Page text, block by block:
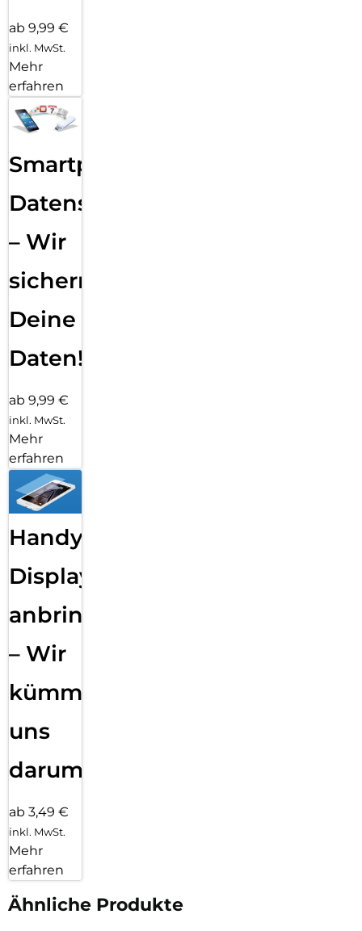
ab 9,99 €
inkl. MwSt.
Mehr
erfahren
Smartphone
Datensicherung
– Wir
sichern
Deine
Daten!
ab 9,99 €
inkl. MwSt.
Mehr
erfahren
Handy
Displayfolie
anbringen
– Wir
kümmern
uns
darum!
ab 3,49 €
inkl. MwSt.
Mehr
erfahren
Ähnliche Produkte